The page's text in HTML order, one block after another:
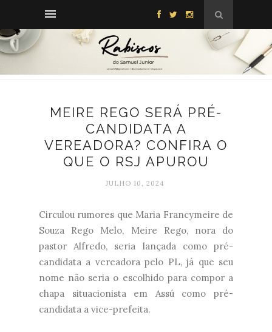
MEIRE REGO SERÁ PRÉ-
CANDIDATA A
VEREADORA? CONFIRA O
QUE O RSJ APUROU
JULHO 10, 2024
Circulou rumores que Maria Francymeire de
Souza Rego Melo, Meire Rego, nora do
pastor Alfredo, seria lançada como pré-
candidata a vereadora pelo PL, já que seu
nome não seria o escolhido para compor a
chapa situacionista em Assú como pré-
candidata a vice-prefeita.